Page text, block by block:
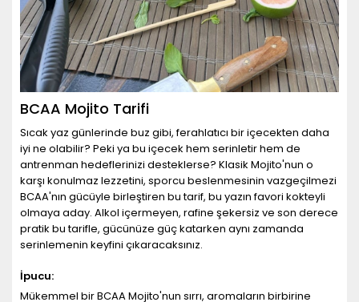
BCAA Mojito Tarifi
Sıcak yaz günlerinde buz gibi, ferahlatıcı bir içecekten daha
iyi ne olabilir? Peki ya bu içecek hem serinletir hem de
antrenman hedeflerinizi desteklerse? Klasik Mojito'nun o
karşı konulmaz lezzetini, sporcu beslenmesinin vazgeçilmezi
BCAA'nın gücüyle birleştiren bu tarif, bu yazın favori kokteyli
olmaya aday. Alkol içermeyen, rafine şekersiz ve son derece
pratik bu tarifle, gücünüze güç katarken aynı zamanda
serinlemenin keyfini çıkaracaksınız.
İpucu:
Mükemmel bir BCAA Mojito'nun sırrı, aromaların birbirine